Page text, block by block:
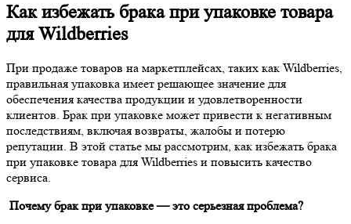
Как избежать брака при упаковке товара
для Wildberries
При продаже товаров на маркетплейсах, таких как Wildberries,
правильная упаковка имеет решающее значение для
обеспечения качества продукции и удовлетворенности
клиентов. Брак при упаковке может привести к негативным
последствиям, включая возвраты, жалобы и потерю
репутации. В этой статье мы рассмотрим, как избежать брака
при упаковке товара для Wildberries и повысить качество
сервиса.
Почему брак при упаковке — это серьезная проблема?